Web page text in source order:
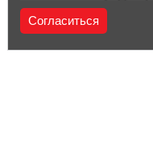
Согласиться